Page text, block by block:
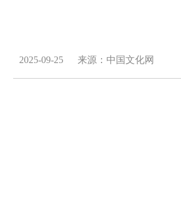
2025-09-25 来源：中国文化网